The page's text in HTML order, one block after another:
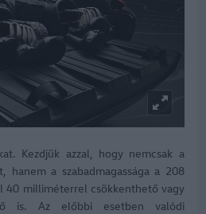
Kezdjük azzal, hogy nemcsak a
hanem a szabadmagassága a 208
40 milliméterrel csökkenthető vagy
is. Az előbbi esetben valódi